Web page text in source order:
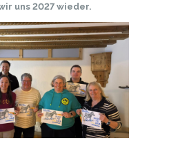
uns 2027 wieder.